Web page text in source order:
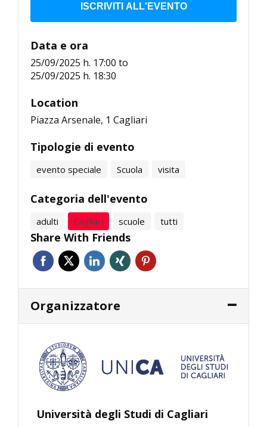
ISCRIVITI ALL'EVENTO
Data e ora
25/09/2025 h. 17:00 to
25/09/2025 h. 18:30
Location
Piazza Arsenale, 1 Cagliari
Tipologie di evento
evento speciale Scuola visita
Categoria dell'evento
adulti Cagliari scuole tutti
Share With Friends
Organizzatore
Università degli Studi di Cagliari